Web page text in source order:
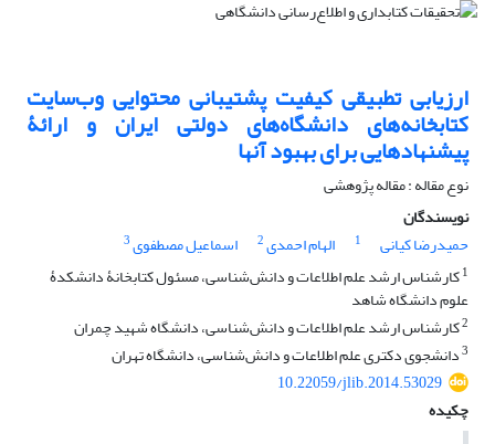
ارزیابی تطبیقی کیفیت پشتیبانی محتوایی وب‌سایت
کتابخانه‌های دانشگاه‌های دولتی ایران و ارائۀ
پیشنهادهایی برای بهبود آنها
نوع مقاله : مقاله پژوهشی
نویسندگان
حمیدرضا کیانی
1 الهام احمدی2 اسماعیل مصطفوی3
1کارشناس ارشد علم اطلاعات و دانش‌شناسی، مسئول کتابخانۀ دانشکدۀ
علوم دانشگاه شاهد
2کارشناس ارشد علم اطلاعات و دانش‌شناسی، دانشگاه شهید چمران
3دانشجوی دکتری علم اطلاعات و دانش‌شناسی، دانشگاه تهران
10.22059/jlib.2014.53029
چکیده